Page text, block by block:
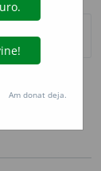
Am donat deja.